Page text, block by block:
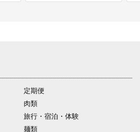
定期便
肉類
旅行・宿泊・体験
麺類